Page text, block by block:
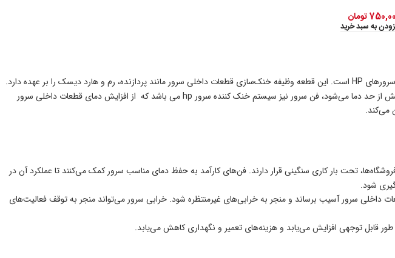
تومان
به سبد خرید
یکی از اجزای حیاتی و کلیدی در هر سرور، به ویژه سرورهای HP است. این قطعه وظیفه خنک‌سازی قطعات داخلی سرور مانند پردازنده، رم و هارد دیسک را بر عهده دارد.
درست مانند سیستم خنک‌کننده بدن انسان که مانع از افزایش بیش از حد دما می‌شود، فن سرور نیز سیستم خنک کننده سرور hp می باشد که از افزایش دمای قطعات داخلی سرور
می‌کند.
تحت بار کاری سنگینی قرار دارند. فن‌های کارآمد به حفظ دمای مناسب سرور کمک می‌کنند تا عملکرد آن در
شود.
داخلی سرور آسیب برساند و منجر به خرابی‌های غیرمنتظره شود. خرابی سرور می‌تواند منجر به توقف فعالیت‌های
قابل توجهی افزایش می‌یابد و هزینه‌های تعمیر و نگهداری کاهش می‌یابد.